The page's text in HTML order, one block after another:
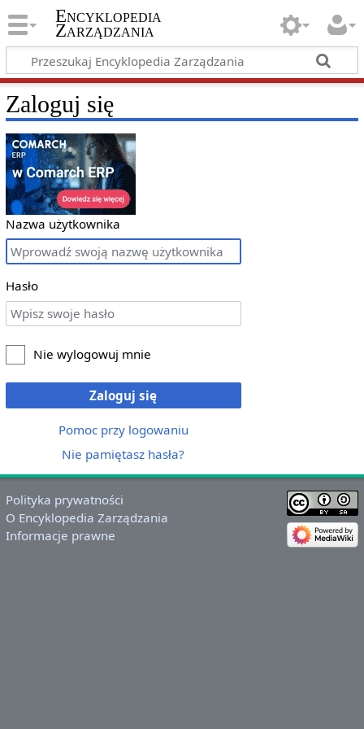
Encyklopedia
Zarządzania
Zaloguj się
Nazwa użytkownika
Hasło
Nie wylogowuj mnie
Zaloguj się
Pomoc przy logowaniu
Nie pamiętasz hasła?
Polityka prywatności
O Encyklopedia Zarządzania
Informacje prawne